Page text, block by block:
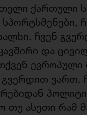
ქართული
ჩვენ
და
ევროპული
ვართ.
ასეთი რამ